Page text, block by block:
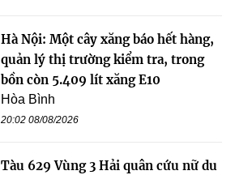
Hà Nội: Một cây xăng báo hết hàng,
quản lý thị trường kiểm tra, trong
bồn còn 5.409 lít xăng E10
Hòa Bình
20:02 08/08/2026
Tàu 629 Vùng 3 Hải quân cứu nữ du